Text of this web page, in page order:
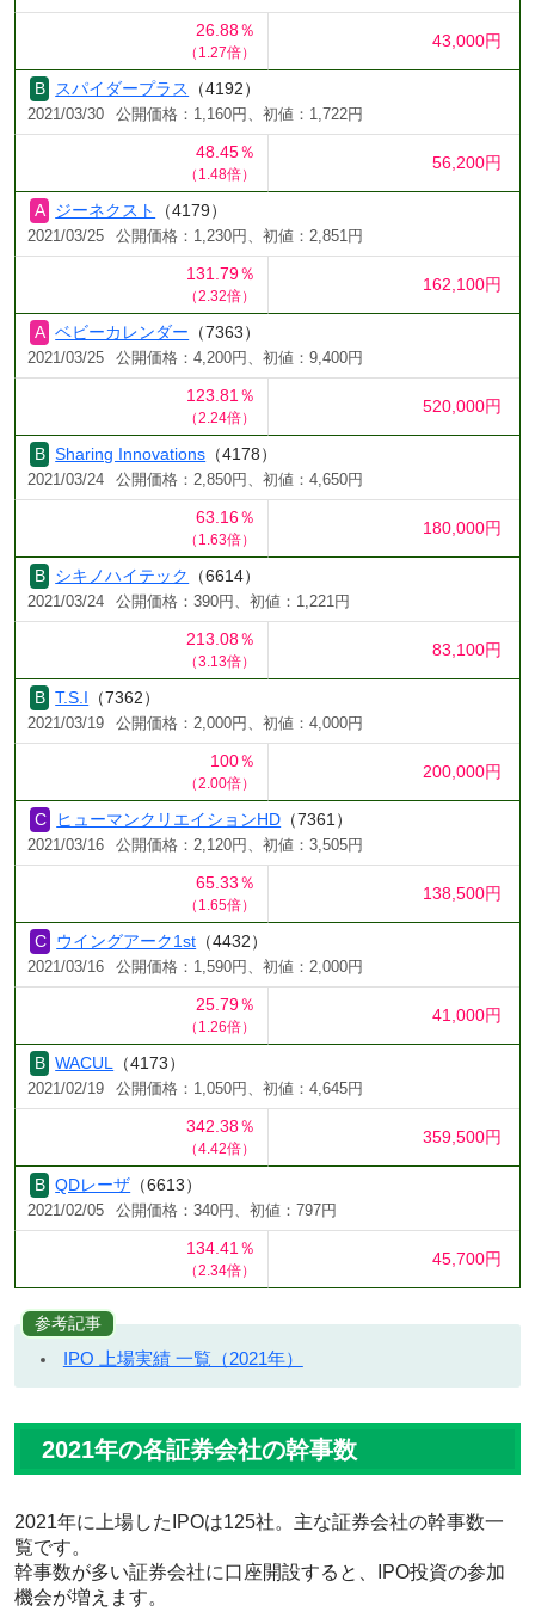
26.88％
（1.27倍）
43,000円
スパイダープラス （4192）
2021/03/30 公開価格：1,160円、初値：1,722円
48.45％
（1.48倍）
56,200円
ジーネクスト （4179）
2021/03/25 公開価格：1,230円、初値：2,851円
131.79％
（2.32倍）
162,100円
ベビーカレンダー （7363）
2021/03/25 公開価格：4,200円、初値：9,400円
123.81％
（2.24倍）
520,000円
Sharing Innovations （4178）
2021/03/24 公開価格：2,850円、初値：4,650円
63.16％
（1.63倍）
180,000円
シキノハイテック （6614）
2021/03/24 公開価格：390円、初値：1,221円
213.08％
（3.13倍）
83,100円
T.S.I （7362）
2021/03/19 公開価格：2,000円、初値：4,000円
100％
（2.00倍）
200,000円
ヒューマンクリエイションHD （7361）
2021/03/16 公開価格：2,120円、初値：3,505円
65.33％
（1.65倍）
138,500円
ウイングアーク1st （4432）
2021/03/16 公開価格：1,590円、初値：2,000円
25.79％
（1.26倍）
41,000円
WACUL （4173）
2021/02/19 公開価格：1,050円、初値：4,645円
342.38％
（4.42倍）
359,500円
QDレーザ （6613）
2021/02/05 公開価格：340円、初値：797円
134.41％
（2.34倍）
45,700円
参考記事
IPO 上場実績 一覧（2021年）
2021年の各証券会社の幹事数
2021年に上場したIPOは125社。主な証券会社の幹事数一
覧です。
幹事数が多い証券会社に口座開設すると、IPO投資の参加
機会が増えます。